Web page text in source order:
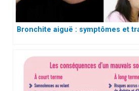
Bronchite aiguë : symptômes et